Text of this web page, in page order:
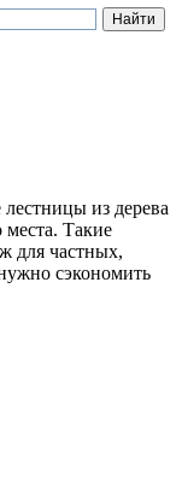
из дерева
места. Такие
для частных,
сэкономить